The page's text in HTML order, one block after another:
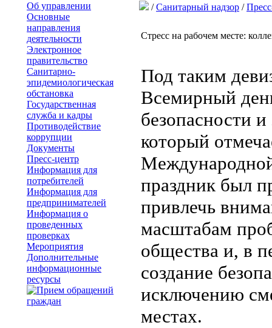
Об управлении
Основные
направления
деятельности
Электронное
правительство
Санитарно-
эпидемиологическая
обстановка
Государственная
служба и кадры
Противодействие
коррупции
Документы
Пресс-центр
Информация для
потребителей
Информация для
предпринимателей
Информация о
проведенных
проверках
Мероприятия
Дополнительные
информационные
ресурсы
/Санитарный надзор /
Стресс на рабочем месте:
Под таким
Всемирный
безопасности
который
праздник был
привлечь
масштабам
общества и, в
создание
исключению
местах.